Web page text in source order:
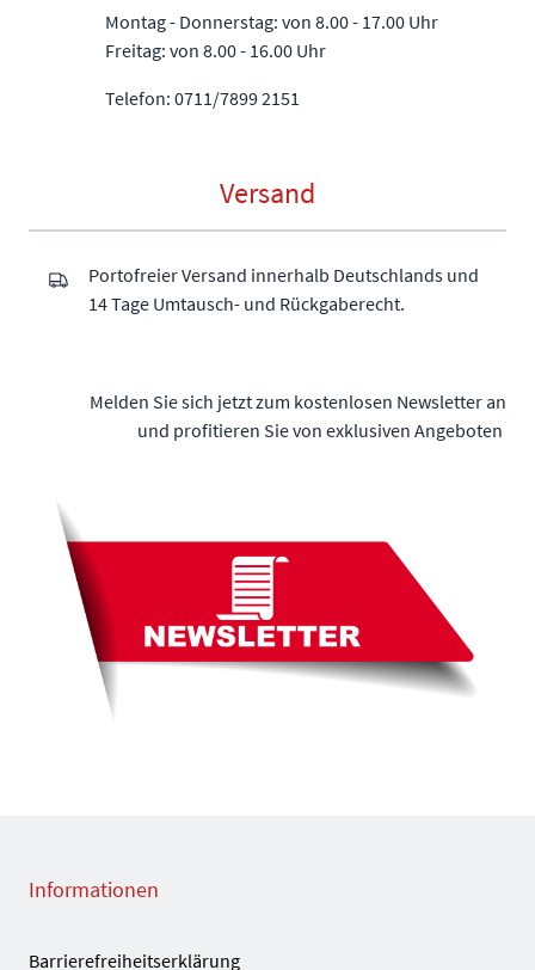
Montag - Donnerstag: von 8.00 - 17.00 Uhr
Freitag: von 8.00 - 16.00 Uhr
Telefon: 0711/7899 2151
Versand
Portofreier Versand innerhalb Deutschlands und
14 Tage Umtausch- und Rückgaberecht.
Melden Sie sich jetzt zum kostenlosen Newsletter an
und profitieren Sie von exklusiven Angeboten
Informationen
Barrierefreiheitserklärung